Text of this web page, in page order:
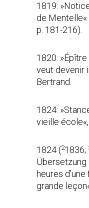
1819:
de
p. 181-216).
1820:
veut devenir
Bertrand.
1824:
vieille
1824 (21836;
Übersetzung
heures
grande